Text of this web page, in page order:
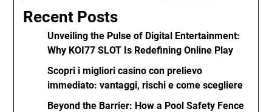
Recent Posts
Unveiling the Pulse of Digital Entertainment:
Why KOI77 SLOT Is Redefining Online Play
Scopri i migliori casino con prelievo
immediato: vantaggi, rischi e come scegliere
Beyond the Barrier: How a Pool Safety Fence